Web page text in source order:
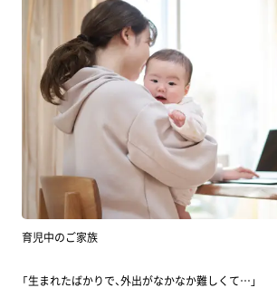
育児中のご家族
「生まれたばかりで、外出がなかなか難しくて…」